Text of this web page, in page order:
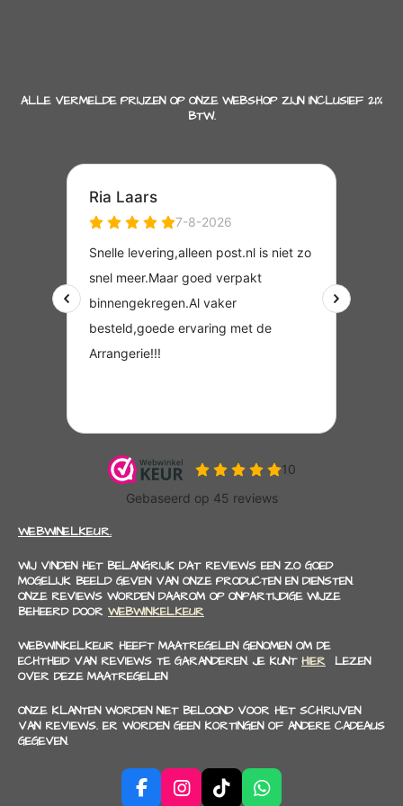
ALLE VERMELDE PRIJZEN OP ONZE WEBSHOP ZIJN INCLUSIEF 21%
BTW.
WEBWINELKEUR.
WIJ VINDEN HET BELANGRIJK DAT REVIEWS EEN ZO GOED
MOGELIJK BEELD GEVEN VAN ONZE PRODUCTEN EN DIENSTEN.
ONZE REVIEWS WORDEN DAAROM OP ONPARTIJDIGE WIJZE
BEHEERD DOOR WEBWINKELKEUR
WEBWINKELKEUR HEEFT MAATREGELEN GENOMEN OM DE
ECHTHEID VAN REVIEWS TE GARANDEREN. JE KUNT HIER LEZEN
OVER DEZE MAATREGELEN
ONZE KLANTEN WORDEN NIET BELOOND VOOR HET SCHRIJVEN
VAN REVIEWS. ER WORDEN GEEN KORTINGEN OF ANDERE CADEAUS
GEGEVEN.
F
I
T
W